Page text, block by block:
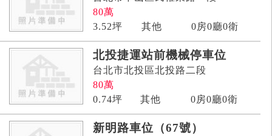
80萬
3.52坪 其他 0房0廳0衛
北投捷運站前機械停車位
台北市北投區北投路二段
80萬
0.74坪 其他 0房0廳0衛
新明路車位（67號）